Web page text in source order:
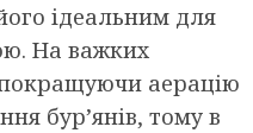
ідеальним для
На важких
аерацію
бур’янів, тому в